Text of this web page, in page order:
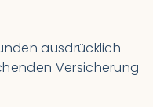
ausdrücklich
Versicherung